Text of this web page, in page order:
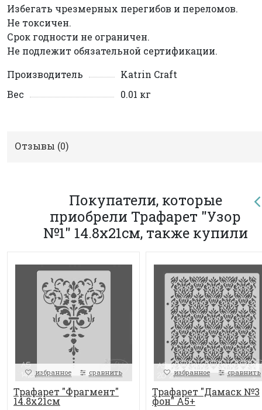
Избегать чрезмерных перегибов и переломов.
Не токсичен.
Срок годности не ограничен.
Не подлежит обязательной сертификации.
Производитель
Katrin Craft
Вес
0.01 кг
Отзывы (0)
Покупатели, которые
приобрели Трафарет "Узор
№1" 14.8х21см, также купили
избранное сравнить
Трафарет "Фрагмент"
14.8х21см
избранное сравнить
Трафарет "Дамаск №3
фон" А5+